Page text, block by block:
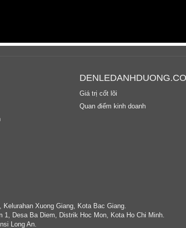
Giá trị cốt lõi
Quan điểm kinh doanh
Xuong Giang, Kota Bac Giang.
Desa Ba Diem, Distrik Hoc Mon, Kota Ho Chi Minh.
Long An.